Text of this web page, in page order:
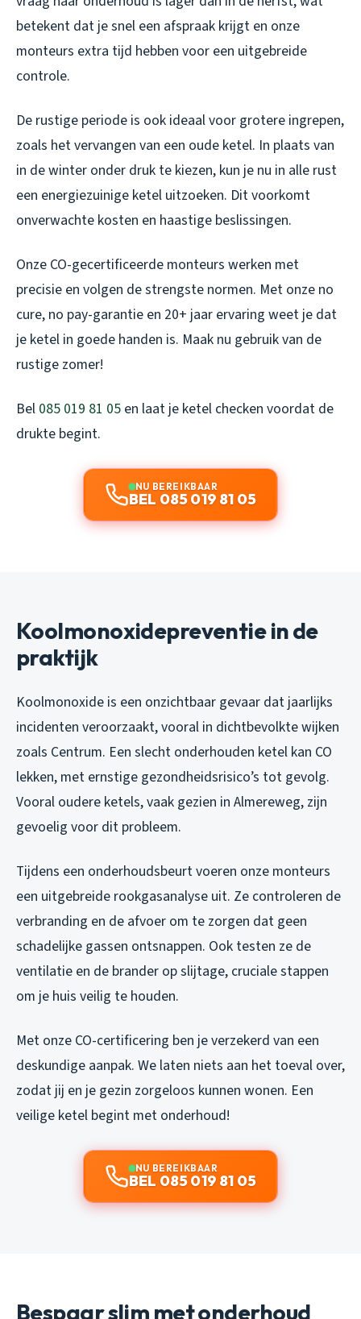
betekent dat je snel een afspraak krijgt en onze
monteurs extra tijd hebben voor een uitgebreide
controle.
De rustige periode is ook ideaal voor grotere ingrepen,
zoals het vervangen van een oude ketel. In plaats van
in de winter onder druk te kiezen, kun je nu in alle rust
een energiezuinige ketel uitzoeken. Dit voorkomt
onverwachte kosten en haastige beslissingen.
Onze CO-gecertificeerde monteurs werken met
precisie en volgen de strengste normen. Met onze no
cure, no pay-garantie en 20+ jaar ervaring weet je dat
je ketel in goede handen is. Maak nu gebruik van de
rustige zomer!
Bel 085 019 81 05 en laat je ketel checken voordat de
drukte begint.
NU BEREIKBAAR
BEL 085 019 81 05
Koolmonoxidepreventie in de
praktijk
Koolmonoxide is een onzichtbaar gevaar dat jaarlijks
incidenten veroorzaakt, vooral in dichtbevolkte wijken
zoals Centrum. Een slecht onderhouden ketel kan CO
lekken, met ernstige gezondheidsrisico’s tot gevolg.
Vooral oudere ketels, vaak gezien in Almereweg, zijn
gevoelig voor dit probleem.
Tijdens een onderhoudsbeurt voeren onze monteurs
een uitgebreide rookgasanalyse uit. Ze controleren de
verbranding en de afvoer om te zorgen dat geen
schadelijke gassen ontsnappen. Ook testen ze de
ventilatie en de brander op slijtage, cruciale stappen
om je huis veilig te houden.
Met onze CO-certificering ben je verzekerd van een
deskundige aanpak. We laten niets aan het toeval over,
zodat jij en je gezin zorgeloos kunnen wonen. Een
veilige ketel begint met onderhoud!
NU BEREIKBAAR
BEL 085 019 81 05
Bespaar slim met onderhoud